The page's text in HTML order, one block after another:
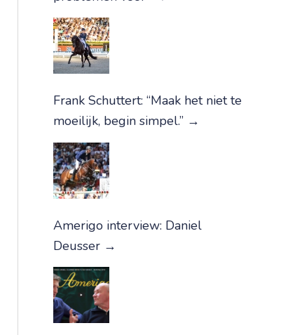
Frank Schuttert: “Maak het niet te
moeilijk, begin simpel.” →
Amerigo interview: Daniel
Deusser →